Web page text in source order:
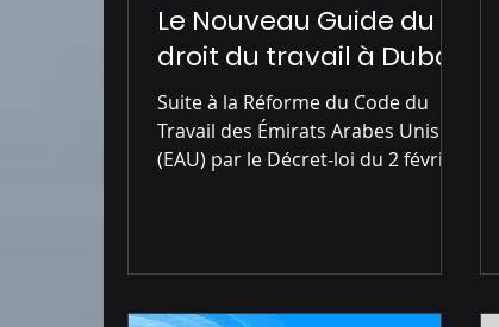
Le Nouveau Guide du
droit du travail à Dubai
Suite à la Réforme du Code du
Travail des Émirats Arabes Unis
(EAU) par le Décret-loi du 2 février